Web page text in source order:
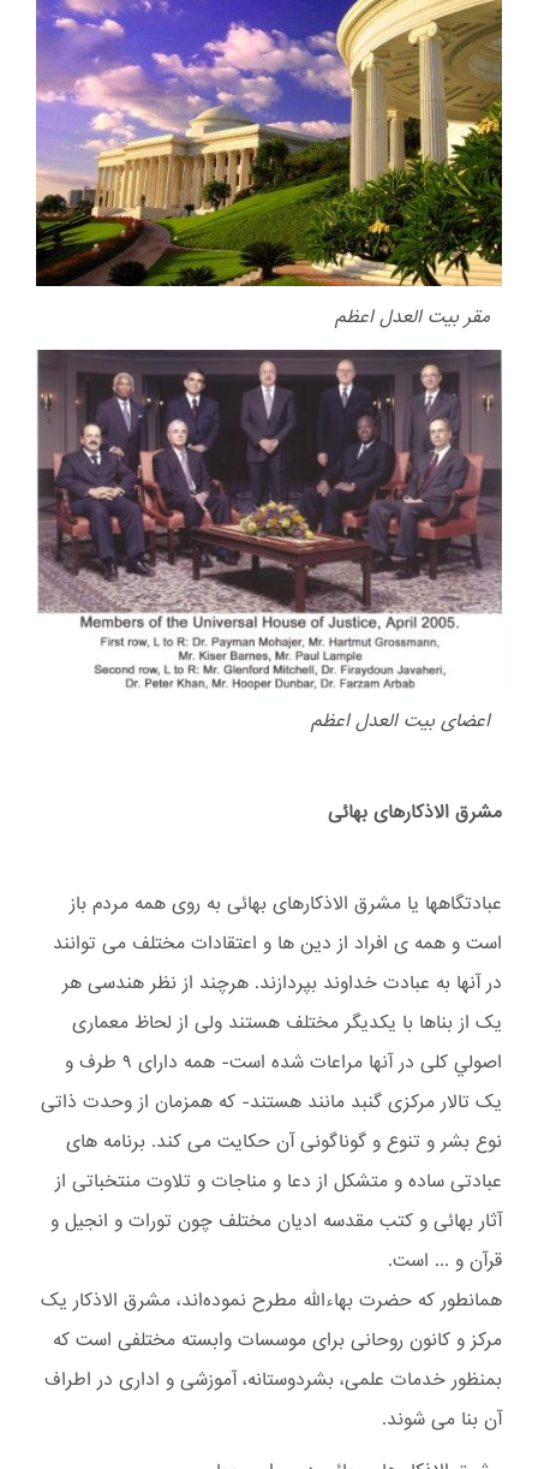
مقر بیت العدل اعظم
اعضای بیت العدل اعظم
مشرق الاذکارهای بهائی
عبادتگاهها یا مشرق الاذکارهای بهائی به روی همه مردم باز
است و همه ی افراد از دین ها و اعتقادات مختلف می توانند
در آنها به عبادت خداوند بپردازند. هرچند از نظر هندسی هر
یک از بناها با یکدیگر مختلف هستند ولی از لحاظ معماری
اصولي کلی در آنها مراعات شده است- همه دارای ۹ طرف و
یک تالار مرکزی گنبد مانند هستند- که همزمان از وحدت ذاتی
نوع بشر و تنوع و گوناگونی آن حکایت می کند. برنامه های
عبادتی ساده و متشکل از دعا و مناجات و تلاوت منتخباتی از
آثار بهائی و کتب مقدسه ادیان مختلف چون تورات و انجیل و
قرآن و ... است.
همانطور که حضرت بهاءالله مطرح نموده‌اند، مشرق الاذکار یک
مرکز و کانون روحانی برای موسسات وابسته مختلفی است که
بمنظور خدمات علمی، بشردوستانه، آموزشی و اداری در اطراف
آن بنا می شوند.